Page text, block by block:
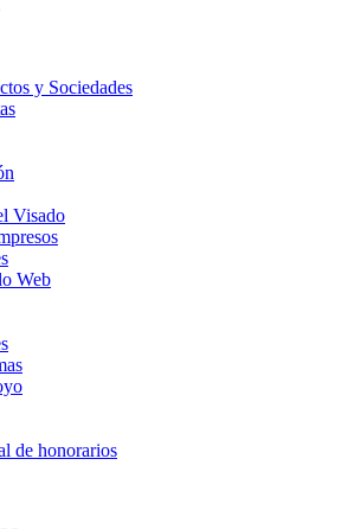
y Sociedades
Visado
Web
de honorarios